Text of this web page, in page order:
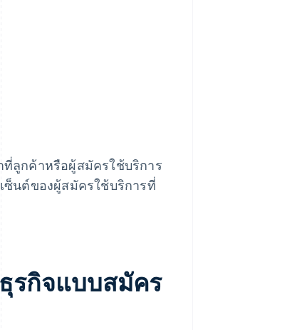
ที่ลูกค้าหรือผู้สมัครใช้บริการ
ซ็นต์ของผู้สมัครใช้บริการที่
รกิจแบบสมัคร